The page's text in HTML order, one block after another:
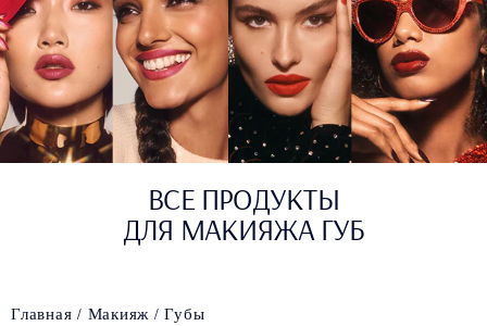
ВСЕ ПРОДУКТЫ
ДЛЯ МАКИЯЖА ГУБ
Главная Макияж Губы